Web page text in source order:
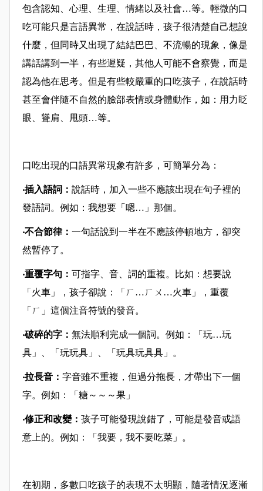
包含認知、心理、生理、情緒以及社會…等。輕微的口
吃可能只是言語異常，在說話時，孩子很清楚自己想說
什麼，但同時又出現了結結巴巴、不流暢的現象，像是
講話講到一半，有些遲疑，其他人可能不會察覺，而是
認為他在思考。但是有些較嚴重的口吃孩子，在說話時
甚至會伴隨不自然的臉部表情或身體動作，如：用力眨
眼、聳肩、甩頭…等。
口吃出現的口語異常現象有許多，可簡單分為：
‧插入語詞： 說話時，加入一些不應該出現在句子裡的
發語詞。例如：我想要「嗯…」那個。
‧不合節律： 一句話說到一半在不應該停頓地方，卻突
然暫停了。
‧重覆字句： 可指字、音、詞的重複。比如：想要說
「火車」，孩子卻說：「ㄏ…ㄏㄨ…火車」，重覆
「ㄏ」這個注音符號的發音。
‧破碎的字： 無法順利完成一個詞。例如：「玩…玩
具」、「玩玩具」、「玩具玩具具」。
‧拉長音： 字音雖不重複，但過分拖長，才帶出下一個
字。例如：「糖～～～果」
‧修正和改變： 孩子可能發現說錯了，可能是發音或語
意上的。例如：「我要，我不要吃菜」。
在初期，多數口吃孩子的表現不太明顯，隨著情況逐漸